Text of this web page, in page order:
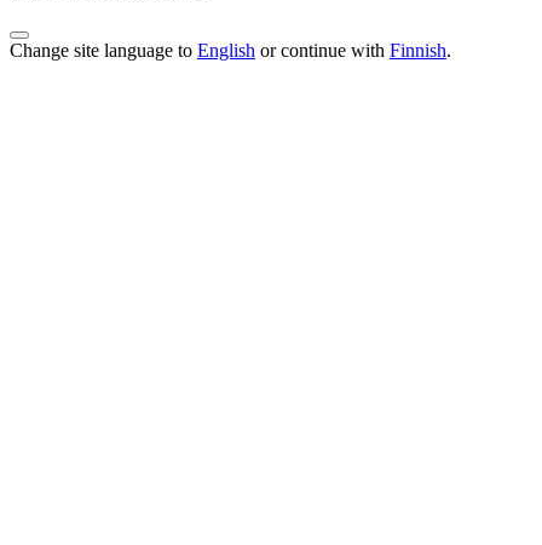
Change site language to English or continue with Finnish.